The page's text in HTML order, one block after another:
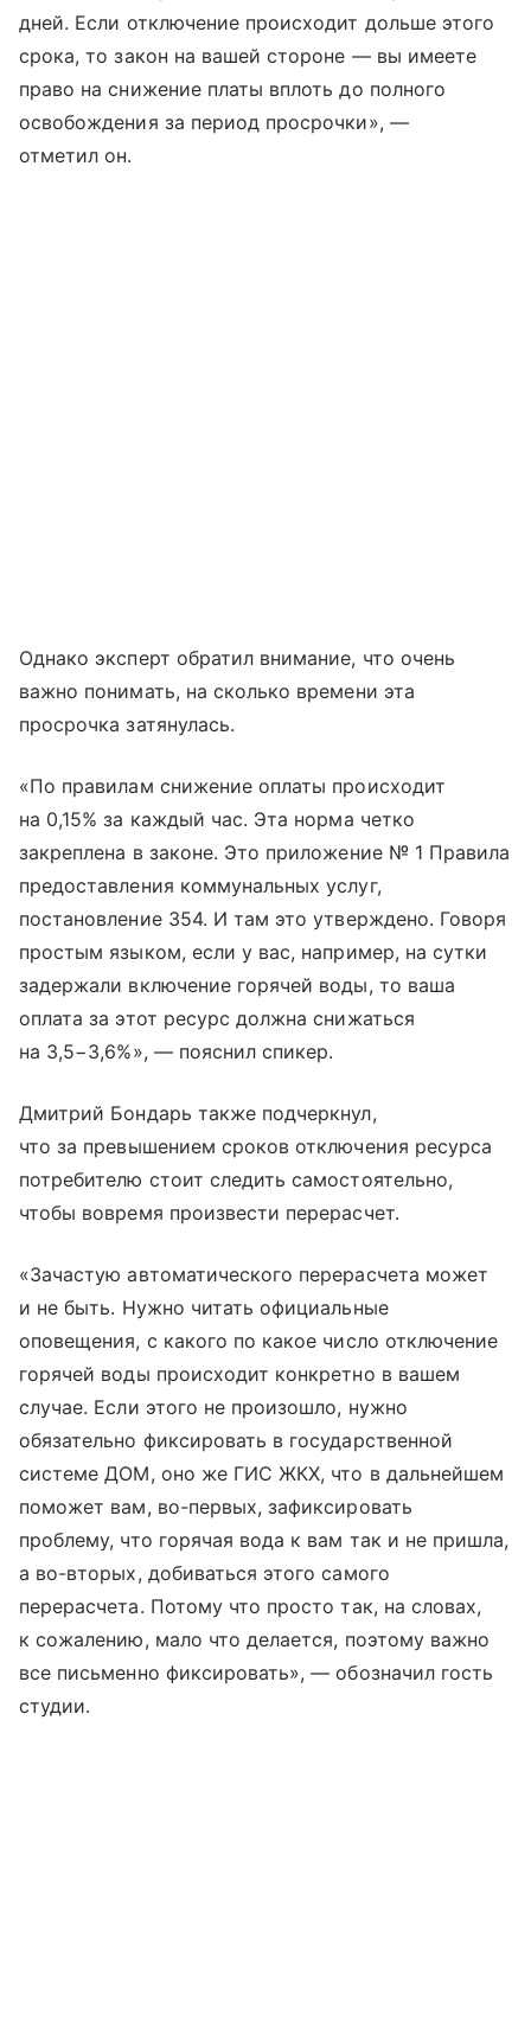
дней. Если отключение происходит дольше этого
срока, то закон на вашей стороне — вы имеете
право на снижение платы вплоть до полного
освобождения за период просрочки», —
отметил он.
Однако эксперт обратил внимание, что очень
важно понимать, на сколько времени эта
просрочка затянулась.
«По правилам снижение оплаты происходит
на 0,15% за каждый час. Эта норма четко
закреплена в законе. Это приложение № 1 Правила
предоставления коммунальных услуг,
постановление 354. И там это утверждено. Говоря
простым языком, если у вас, например, на сутки
задержали включение горячей воды, то ваша
оплата за этот ресурс должна снижаться
на 3,5−3,6%», — пояснил спикер.
Дмитрий Бондарь также подчеркнул,
что за превышением сроков отключения ресурса
потребителю стоит следить самостоятельно,
чтобы вовремя произвести перерасчет.
«Зачастую автоматического перерасчета может
и не быть. Нужно читать официальные
оповещения, с какого по какое число отключение
горячей воды происходит конкретно в вашем
случае. Если этого не произошло, нужно
обязательно фиксировать в государственной
системе ДОМ, оно же ГИС ЖКХ, что в дальнейшем
поможет вам, во-первых, зафиксировать
проблему, что горячая вода к вам так и не пришла,
а во-вторых, добиваться этого самого
перерасчета. Потому что просто так, на словах,
к сожалению, мало что делается, поэтому важно
все письменно фиксировать», — обозначил гость
студии.